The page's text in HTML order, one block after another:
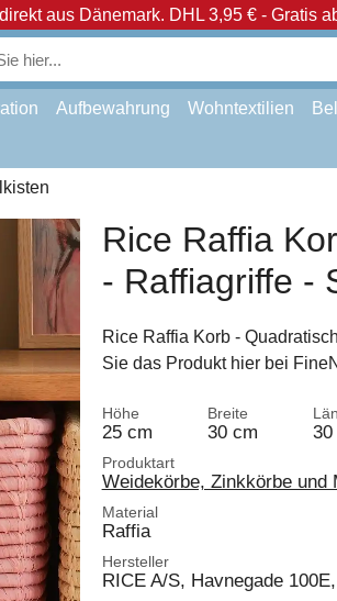
aus Dänemark. DHL 3,95 € - Gratis
Aufbewahrung Wohntextilien
Rice Raffia
- Raffiagriffe -
Rice Raffia Korb -
Sie das Produkt hier bei
Höhe
25 cm
Breite
30 cm 30
Produktart
Weidekörbe, Zinkkörbe und
Material
Raffia
Hersteller
RICE A/S, Havnegade